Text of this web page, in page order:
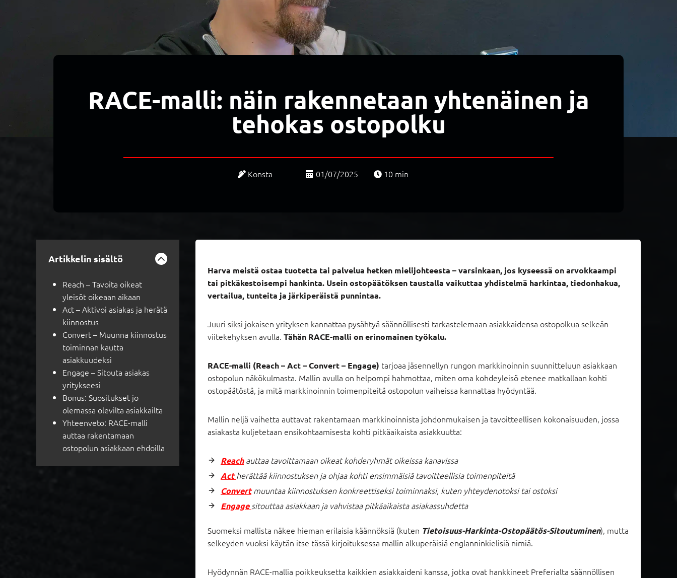
RACE-malli: näin rakennetaan yhtenäinen ja
tehokas ostopolku
Konsta 01/07/2025 10 min
Artikkelin sisältö
Reach – Tavoita oikeat
yleisöt oikeaan aikaan
Act – Aktivoi asiakas ja herätä
kiinnostus
Convert – Muunna kiinnostus
toiminnan kautta
asiakkuudeksi
Engage – Sitouta asiakas
yritykseesi
Bonus: Suositukset jo
olemassa olevilta asiakkailta
Yhteenveto: RACE-malli
auttaa rakentamaan
ostopolun asiakkaan ehdoilla
Harva meistä ostaa tuotetta tai palvelua hetken mielijohteesta – varsinkaan, jos kyseessä on arvokkaampi
tai pitkäkestoisempi hankinta. Usein ostopäätöksen taustalla vaikuttaa yhdistelmä harkintaa, tiedonhakua,
vertailua, tunteita ja järkiperäistä punnintaa.
Juuri siksi jokaisen yrityksen kannattaa pysähtyä säännöllisesti tarkastelemaan asiakkaidensa ostopolkua selkeän
viitekehyksen avulla. Tähän RACE-malli on erinomainen työkalu.
RACE-malli (Reach – Act – Convert – Engage) tarjoaa jäsennellyn rungon markkinoinnin suunnitteluun asiakkaan
ostopolun näkökulmasta. Mallin avulla on helpompi hahmottaa, miten oma kohdeyleisö etenee matkallaan kohti
ostopäätöstä, ja mitä markkinoinnin toimenpiteitä ostopolun vaiheissa kannattaa hyödyntää.
Mallin neljä vaihetta auttavat rakentamaan markkinoinnista johdonmukaisen ja tavoitteellisen kokonaisuuden, jossa
asiakasta kuljetetaan ensikohtaamisesta kohti pitkäaikaista asiakkuutta:
Reachauttaa tavoittamaan oikeat kohderyhmät oikeissa kanavissa
Act herättää kiinnostuksen ja ohjaa kohti ensimmäisiä tavoitteellisia toimenpiteitä
Convert muuntaa kiinnostuksen konkreettiseksi toiminnaksi, kuten yhteydenotoksi tai ostoksi
Engage sitouttaa asiakkaan ja vahvistaa pitkäaikaista asiakassuhdetta
Suomeksi mallista näkee hieman erilaisia käännöksiä (kuten Tietoisuus-Harkinta-Ostopäätös-Sitoutuminen), mutta
selkeyden vuoksi käytän itse tässä kirjoituksessa mallin alkuperäisiä englanninkielisiä nimiä.
Hyödynnän RACE-mallia poikkeuksetta kaikkien asiakkaideni kanssa, jotka ovat hankkineet Preferialta säännöllisen